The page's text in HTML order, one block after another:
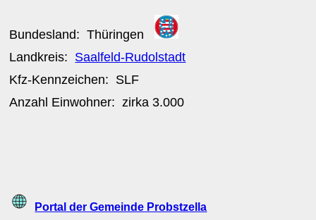
Bundesland:Thüringen
Landkreis: Saalfeld-Rudolstadt
Kfz-Kennzeichen: SLF
Anzahl Einwohner: zirka 3.000
Portal der Gemeinde Probstzella